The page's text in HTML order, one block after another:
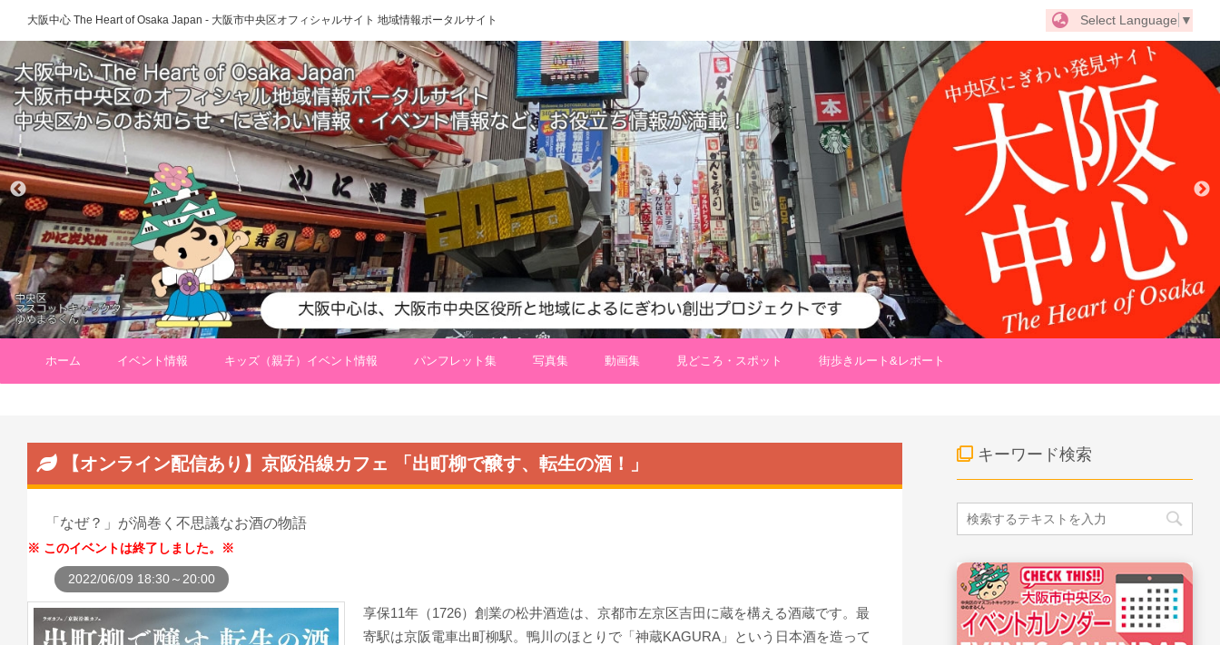
大阪中心 The Heart of Osaka Japan - 大阪市中央区オフィシャルサイト 地域情報ポータルサイト Select Language ▼
ホーム イベント情報 キッズ（親子）イベント情報 パンフレット集 写真集 動画集 見どころ・スポット 街歩きルート&レポート
【オンライン配信あり】京阪沿線カフェ 「出町柳で醸す、転生の酒！」
「なぜ？」が渦巻く不思議なお酒の物語
このイベントは終了しました。
2022/06/09 18:30～20:00
享保11年（1726）創業の松井酒造は、京都市左京区吉田に蔵を構える酒蔵です。最
寄駅は京阪電車出町柳駅。鴨川のほとりで「神蔵KAGURA」という日本酒を造って
キーワード検索